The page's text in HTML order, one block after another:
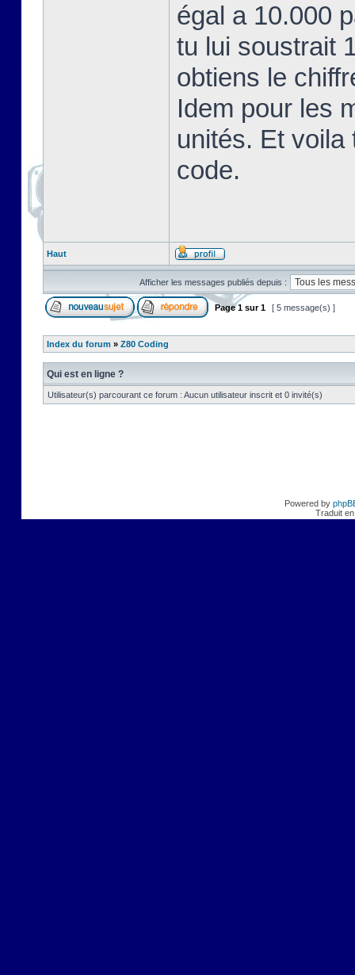
égal a 10.000
tu lui soustrait
obtiens le
Idem pour les
unités. Et voila
code.
Haut
Afficher les messages publiés depuis :
Page1 sur1 [ 5 message(s) ]
Index du forum » Z80 Coding
Qui est en ligne ?
Utilisateur(s) parcourant ce forum : Aucun utilisateur inscrit et 0 invité(s)
Powered by
Traduit